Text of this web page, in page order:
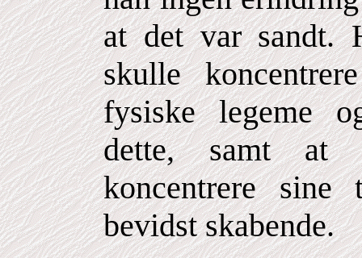
at det var sandt.
skulle
fysiske legeme
dette, samt at
koncentrere
bevidst skabende.